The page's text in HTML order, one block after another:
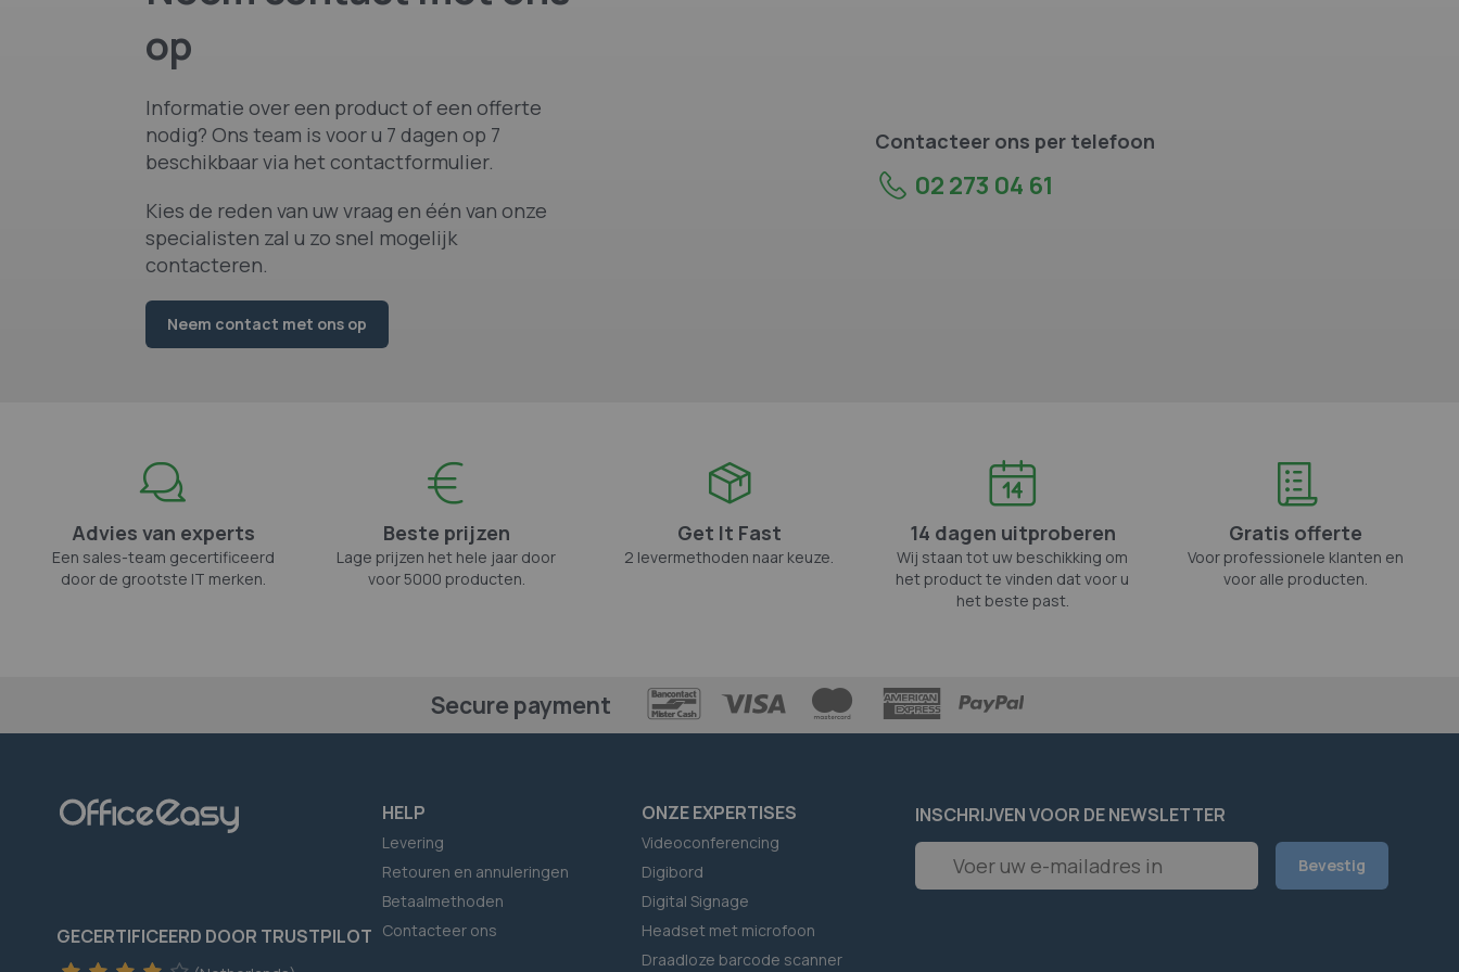
op
Informatie over een product of een offerte
nodig? Ons team is voor u 7 dagen op 7
beschikbaar via het contactformulier.
Kies de reden van uw vraag en één van onze
specialisten zal u zo snel mogelijk
contacteren.
Neem contact met ons op
Contacteer ons per telefoon
02 273 04 61
Advies van experts
Een sales-team gecertificeerd
door de grootste IT merken.
Beste prijzen
Lage prijzen het hele jaar door
voor 5000 producten.
Get It Fast
2 levermethoden naar keuze.
14 dagen uitproberen
Wij staan tot uw beschikking om
het product te vinden dat voor u
het beste past.
Gratis offerte
Voor professionele klanten en
voor alle producten.
Secure payment
GECERTIFICEERD DOOR TRUSTPILOT
HELP
Levering
Retouren en annuleringen
Betaalmethoden
Contacteer ons
ONZE EXPERTISES
Videoconferencing
Digibord
Digital Signage
Headset met microfoon
Draadloze barcode scanner
INSCHRIJVEN VOOR DE NEWSLETTER
Abonneer
op
Bevestig